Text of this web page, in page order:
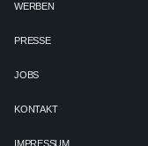
WERBEN
PRESSE
JOBS
KONTAKT
IMPRESSUM